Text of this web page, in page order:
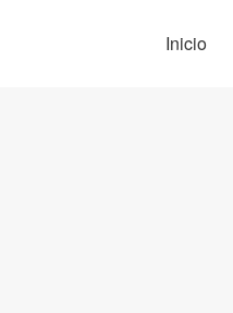
Inicio